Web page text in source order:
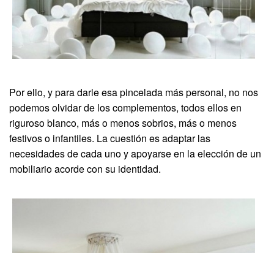
Por ello, y para darle esa pincelada más personal, no nos
podemos olvidar de los complementos, todos ellos en
riguroso blanco, más o menos sobrios, más o menos
festivos o infantiles. La cuestión es adaptar las
necesidades de cada uno y apoyarse en la elección de un
mobiliario acorde con su identidad.